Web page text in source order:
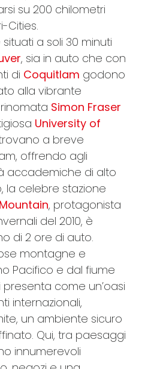
su 200 chilometri
Cities.
a soli 30 minuti
, sia in auto che con
di Coquitlam godono
alla vibrante
Simon Fraser
University of
a breve
offrendo agli
accademiche di alto
la celebre stazione
, protagonista
del 2010, è
di 2 ore di auto.
montagne e
Pacifico e dal fiume
presenta come un’oasi
internazionali,
un ambiente sicuro
Qui, tra paesaggi
innumerevoli